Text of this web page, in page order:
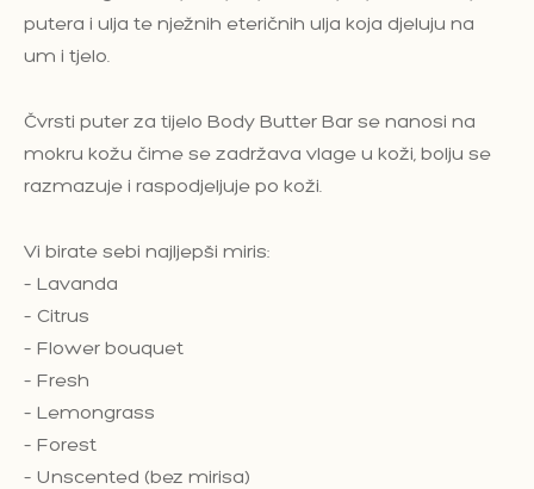
putera i ulja te nježnih eteričnih ulja koja djeluju na
um i tjelo.
Čvrsti puter za tijelo Body Butter Bar se nanosi na
mokru kožu čime se zadržava vlage u koži, bolju se
razmazuje i raspodjeljuje po koži.
Vi birate sebi najljepši miris:
– Lavanda
– Citrus
– Flower bouquet
– Fresh
– Lemongrass
– Forest
– Unscented (bez mirisa)